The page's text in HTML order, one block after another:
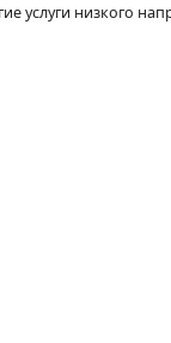
услуги низкого